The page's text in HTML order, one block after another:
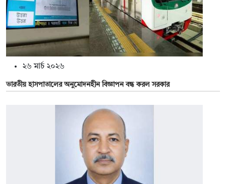
২৬ মার্চ ২০২৬
ভারতীয় হাসপাতালের অনুমোদনহীন বিজ্ঞাপন বন্ধ করল সরকার